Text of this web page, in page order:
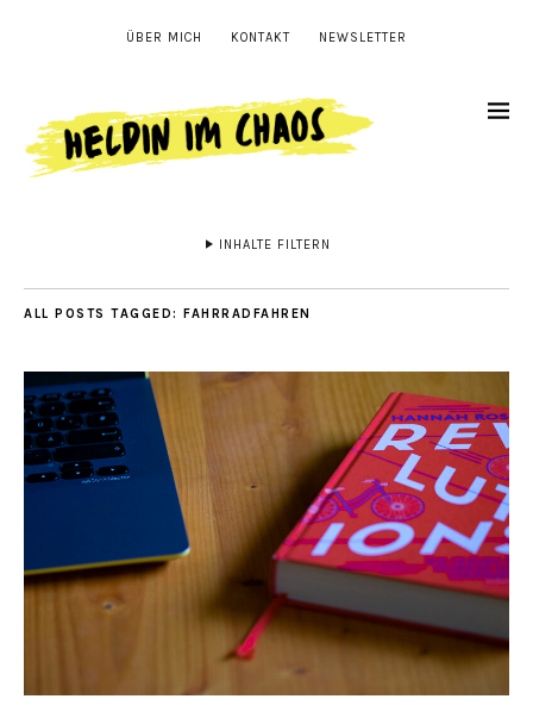
ÜBER MICH KONTAKT NEWSLETTER
INHALTE FILTERN
ALL POSTS TAGGED: FAHRRADFAHREN